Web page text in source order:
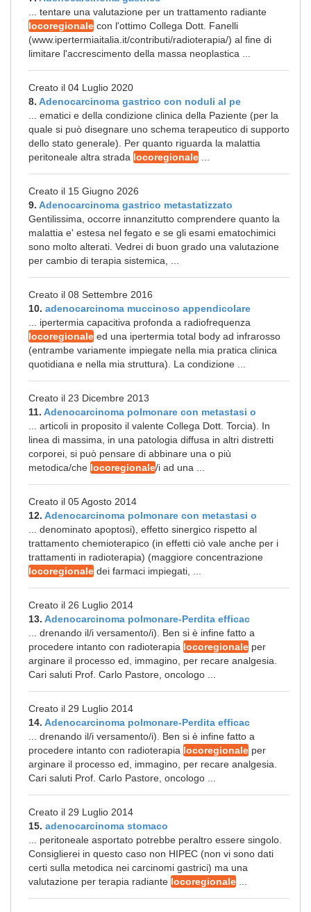
... tentare una valutazione per un trattamento radiante
locoregionale con l'ottimo Collega Dott. Fanelli
(www.ipertermiaitalia.it/contributi/radioterapia/) al fine di
limitare l'accrescimento della massa neoplastica ...
Creato il 04 Luglio 2020
8. Adenocarcinoma gastrico con noduli al pe
... ematici e della condizione clinica della Paziente (per la
quale si può disegnare uno schema terapeutico di supporto
dello stato generale). Per quanto riguarda la malattia
peritoneale altra strada locoregionale
Creato il 15 Giugno 2026
9. Adenocarcinoma gastrico metastatizzato
Gentilissima, occorre innanzitutto comprendere quanto la
malattia e' estesa nel fegato e se gli esami ematochimici
sono molto alterati. Vedrei di buon grado una valutazione
per cambio di terapia sistemica, ...
Creato il 08 Settembre 2016
10. adenocarcinoma muccinoso appendicolare
... ipertermia capacitiva profonda a radiofrequenza
locoregionale ed una ipertermia total body ad infrarosso
(entrambe variamente impiegate nella mia pratica clinica
quotidiana e nella mia struttura). La condizione ...
Creato il 23 Dicembre 2013
11. Adenocarcinoma polmonare con metastasi o
... articoli in proposito il valente Collega Dott. Torcia). In
linea di massima, in una patologia diffusa in altri distretti
corporei, si può pensare di abbinare una o più
metodica/che locoregionale/i ad una ...
Creato il 05 Agosto 2014
12. Adenocarcinoma polmonare con metastasi o
... denominato apoptosi), effetto sinergico rispetto al
trattamento chemioterapico (in effetti ciò vale anche per i
trattamenti in radioterapia) (maggiore concentrazione
locoregionale dei farmaci impiegati, ...
Creato il 26 Luglio 2014
13. Adenocarcinoma polmonare-Perdita efficac
... drenando il/i versamento/i). Ben si è infine fatto a
procedere intanto con radioterapia locoregionale per
arginare il processo ed, immagino, per recare analgesia.
Cari saluti Prof. Carlo Pastore, oncologo ...
Creato il 29 Luglio 2014
14. Adenocarcinoma polmonare-Perdita efficac
... drenando il/i versamento/i). Ben si è infine fatto a
procedere intanto con radioterapia locoregionale per
arginare il processo ed, immagino, per recare analgesia.
Cari saluti Prof. Carlo Pastore, oncologo ...
Creato il 29 Luglio 2014
15. adenocarcinoma stomaco
... peritoneale asportato potrebbe peraltro essere singolo.
Consiglierei in questo caso non HIPEC (non vi sono dati
certi sulla metodica nei carcinomi gastrici) ma una
valutazione per terapia radiante locoregionale